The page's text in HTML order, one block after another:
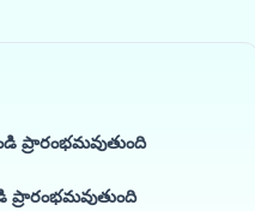
ప్రారంభమవుతుంది
ప్రారంభమవుతుంది